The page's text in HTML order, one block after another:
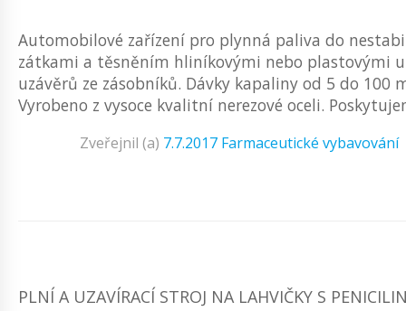
Automobilové zařízení pro plynná paliva do
zátkami a těsněním hliníkovými nebo plastovými
uzávěrů ze zásobníků. Dávky kapaliny od 5 do
Vyrobeno z vysoce kvalitní nerezové oceli.
Zveřejnil (a) 7.7.2017 Farmaceutické vybavování
PLNÍ A UZAVÍRACÍ STROJ NA LAHVIČKY S